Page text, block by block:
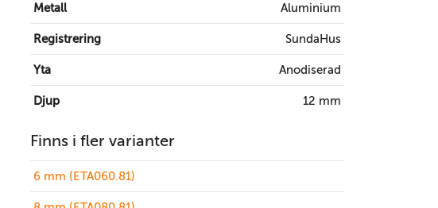
Metall Aluminium
Registrering SundaHus
Yta Anodiserad
Djup 12 mm
Finns i fler varianter
6 mm (ETA060.81)